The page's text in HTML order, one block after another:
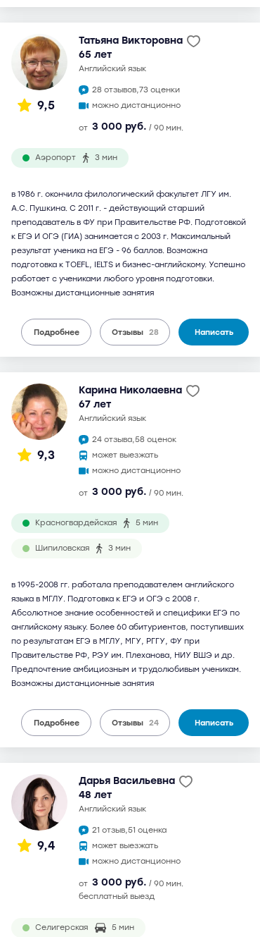
9,5
Татьяна Викторовна
65 лет
английский язык
28 отзывов,73 оценки
можно дистанционно
от 3 000 руб. / 90 мин.
Аэропорт 3 мин
в 1986 г. окончила филологический факультет ЛГУ им.
А.С. Пушкина. С 2011 г. - действующий старший
преподаватель в ФУ при Правительстве РФ. Подготовкой
к ЕГЭ И ОГЭ (ГИА) занимается с 2003 г. Максимальный
результат ученика на ЕГЭ - 96 баллов. Возможна
подготовка к TOEFL, IELTS и бизнес-английскому. Успешно
работает с учениками любого уровня подготовки.
Возможны дистанционные занятия
Подробнее Отзывы 28 Написать
9,3
Карина Николаевна
67 лет
английский язык
24 отзыва,58 оценок
может выезжать
можно дистанционно
от 3 000 руб. / 90 мин.
Красногвардейская 5 мин
Шипиловская 3 мин
в 1995-2008 гг. работала преподавателем английского
языка в МГЛУ. Подготовка к ЕГЭ и ОГЭ с 2008 г.
Абсолютное знание особенностей и специфики ЕГЭ по
английскому языку. Более 60 абитуриентов, поступивших
по результатам ЕГЭ в МГЛУ, МГУ, РГГУ, ФУ при
Правительстве РФ, РЭУ им. Плеханова, НИУ ВШЭ и др.
Предпочтение амбициозным и трудолюбивым ученикам.
Возможны дистанционные занятия
Подробнее Отзывы 24 Написать
9,4
Дарья Васильевна
48 лет
английский язык
21 отзыв,51 оценка
может выезжать
можно дистанционно
от 3 000 руб. / 90 мин.
бесплатный выезд
Селигерская 5 мин